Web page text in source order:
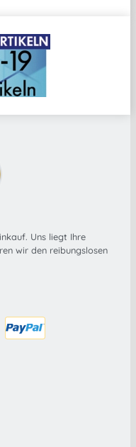
Uns liegt Ihre
wir den reibungslosen